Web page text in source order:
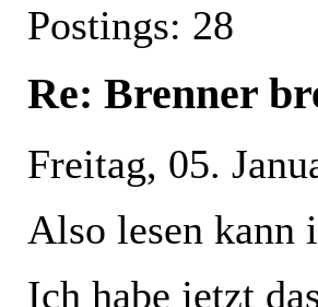
Postings: 28
Re: Brenner
Freitag, 05.
Also lesen kann
Ich habe jetzt